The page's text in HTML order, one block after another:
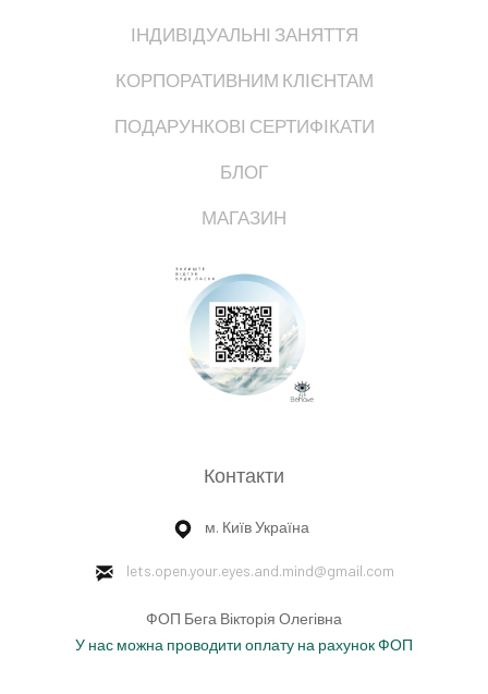
ІНДИВІДУАЛЬНІ ЗАНЯТТЯ
КОРПОРАТИВНИМ КЛІЄНТАМ
ПОДАРУНКОВІ СЕРТИФІКАТИ
БЛОГ
МАГАЗИН
Контакти
м. Київ Україна
lets.open.your.eyes.and.mind@gmail.com
ФОП Бега Вікторія Олегівна
У нас можна проводити оплату на рахунок ФОП